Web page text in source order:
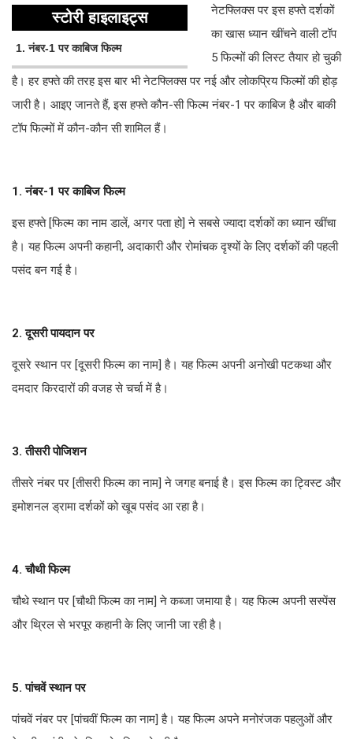
स्टोरी हाइलाइट्स
1. नंबर-1 पर काबिज फिल्म
नेटफ्लिक्स पर इस हफ्ते दर्शकों
का खास ध्यान खींचने वाली टॉप
5 फिल्मों की लिस्ट तैयार हो चुकी
है। हर हफ्ते की तरह इस बार भी नेटफ्लिक्स पर नई और लोकप्रिय फिल्मों की होड़
जारी है। आइए जानते हैं, इस हफ्ते कौन-सी फिल्म नंबर-1 पर काबिज है और बाकी
टॉप फिल्मों में कौन-कौन सी शामिल हैं।
1. नंबर-1 पर काबिज फिल्म
इस हफ्ते [फिल्म का नाम डालें, अगर पता हो] ने सबसे ज्यादा दर्शकों का ध्यान खींचा
है। यह फिल्म अपनी कहानी, अदाकारी और रोमांचक दृश्यों के लिए दर्शकों की पहली
पसंद बन गई है।
2. दूसरी पायदान पर
दूसरे स्थान पर [दूसरी फिल्म का नाम] है। यह फिल्म अपनी अनोखी पटकथा और
दमदार किरदारों की वजह से चर्चा में है।
3. तीसरी पोजिशन
तीसरे नंबर पर [तीसरी फिल्म का नाम] ने जगह बनाई है। इस फिल्म का ट्विस्ट और
इमोशनल ड्रामा दर्शकों को खूब पसंद आ रहा है।
4. चौथी फिल्म
चौथे स्थान पर [चौथी फिल्म का नाम] ने कब्जा जमाया है। यह फिल्म अपनी सस्पेंस
और थ्रिल से भरपूर कहानी के लिए जानी जा रही है।
5. पांचवें स्थान पर
पांचवें नंबर पर [पांचवीं फिल्म का नाम] है। यह फिल्म अपने मनोरंजक पहलुओं और